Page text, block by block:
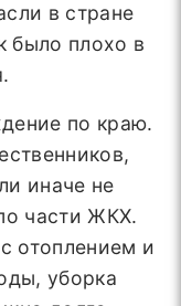
в стране
было плохо в
по краю.
иначе не
части ЖКХ.
отоплением и
уборка